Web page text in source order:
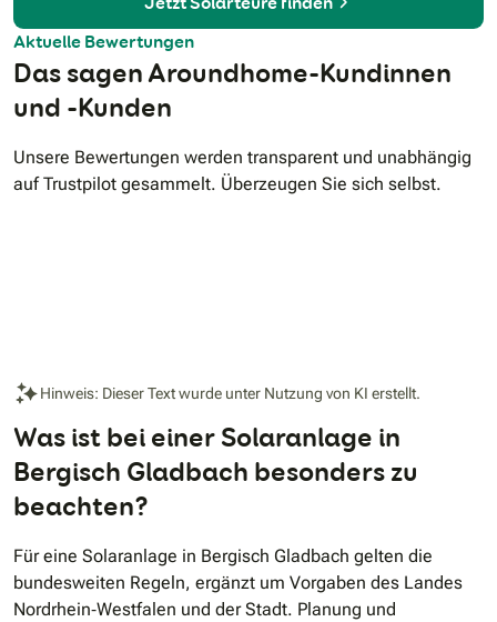
Aktuelle Bewertungen
Das sagen Aroundhome-Kundinnen
und -Kunden
Unsere Bewertungen werden transparent und unabhängig
auf Trustpilot gesammelt. Überzeugen Sie sich selbst.
Hinweis: Dieser Text wurde unter Nutzung von KI erstellt.
Was ist bei einer Solaranlage in
Bergisch Gladbach besonders zu
beachten?
Für eine Solaranlage in Bergisch Gladbach gelten die
bundesweiten Regeln, ergänzt um Vorgaben des Landes
Nordrhein‐Westfalen und der Stadt. Planung und